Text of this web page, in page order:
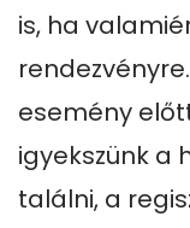
is, ha
esemény
igyekszünk a
találni, a